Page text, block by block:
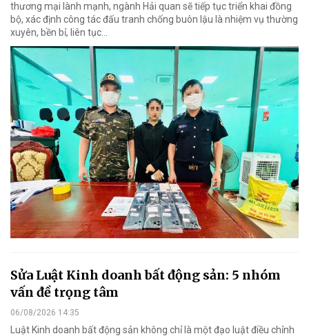
thương mại lành mạnh, ngành Hải quan sẽ tiếp tục triển khai đồng
bộ, xác định công tác đấu tranh chống buôn lậu là nhiệm vụ thường
xuyên, bền bỉ, liên tục…
Sửa Luật Kinh doanh bất động sản: 5 nhóm
vấn đề trọng tâm
06/08/2026 14:35
Luật Kinh doanh bất động sản không chỉ là một đạo luật điều chỉnh